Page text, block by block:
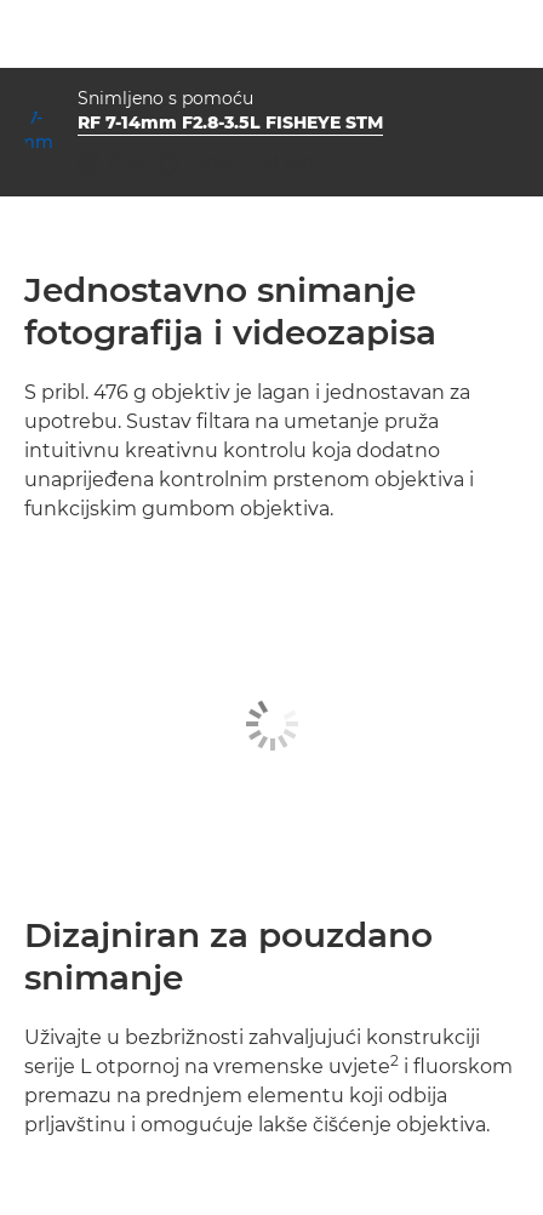
Snimljeno s pomoću
RF 7-14mm F2.8-3.5L FISHEYE STM
Jednostavno snimanje
fotografija i videozapisa
S pribl. 476 g objektiv je lagan i jednostavan za
upotrebu. Sustav filtara na umetanje pruža
intuitivnu kreativnu kontrolu koja dodatno
unaprijeđena kontrolnim prstenom objektiva i
funkcijskim gumbom objektiva.
Dizajniran za pouzdano
snimanje
Uživajte u bezbrižnosti zahvaljujući konstrukciji
serije L otpornoj na vremenske uvjete2 i fluorskom
premazu na prednjem elementu koji odbija
prljavštinu i omogućuje lakše čišćenje objektiva.